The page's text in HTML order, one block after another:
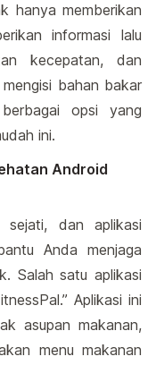
hanya memberikan
informasi lalu
kecepatan, dan
bahan bakar
opsi yang
ini.
Android
sejati, dan aplikasi
Anda menjaga
Salah satu aplikasi
Aplikasi ini
asupan makanan,
menu makanan